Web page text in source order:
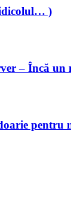
)
– Încă un